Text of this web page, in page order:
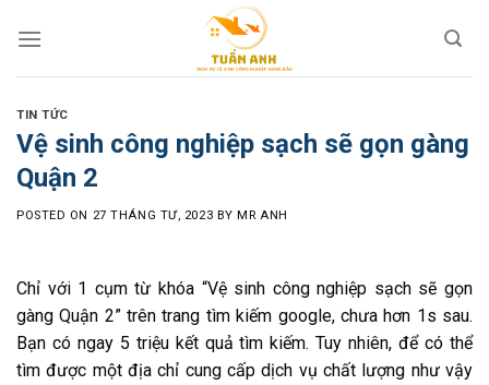
TIN TỨC
Vệ sinh công nghiệp sạch sẽ gọn gàng
Quận 2
POSTED ON 27 THÁNG TƯ, 2023 BYMR ANH
Chỉ với 1 cụm từ khóa “Vệ sinh công nghiệp sạch sẽ gọn
gàng Quận 2” trên trang tìm kiếm google, chưa hơn 1s sau.
Bạn có ngay 5 triệu kết quả tìm kiếm. Tuy nhiên, để có thể
tìm được một địa chỉ cung cấp dịch vụ chất lượng như vậy